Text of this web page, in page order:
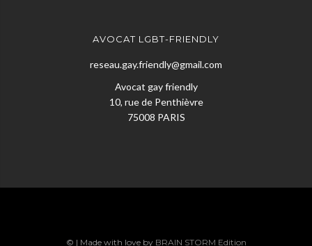
AVOCAT LGBT-FRIENDLY
reseau.gay.friendly@gmail.com
Avocat gay friendly
10, rue de Penthièvre
75008 PARIS
© | Made with love by BRAIN STORM Edition